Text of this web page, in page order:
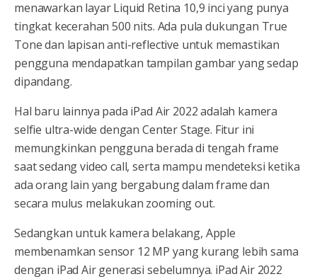
menawarkan layar Liquid Retina 10,9 inci yang punya
tingkat kecerahan 500 nits. Ada pula dukungan True
Tone dan lapisan anti-reflective untuk memastikan
pengguna mendapatkan tampilan gambar yang sedap
dipandang.
Hal baru lainnya pada iPad Air 2022 adalah kamera
selfie ultra-wide dengan Center Stage. Fitur ini
memungkinkan pengguna berada di tengah frame
saat sedang video call, serta mampu mendeteksi ketika
ada orang lain yang bergabung dalam frame dan
secara mulus melakukan zooming out.
Sedangkan untuk kamera belakang, Apple
membenamkan sensor 12 MP yang kurang lebih sama
dengan iPad Air generasi sebelumnya. iPad Air 2022